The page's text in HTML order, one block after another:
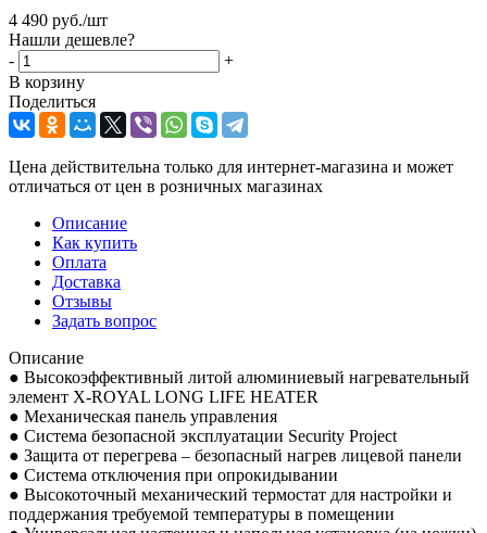
4 490 руб./шт
Нашли дешевле?
-
+
В корзину
Поделиться
Цена действительна только для интернет-магазина и может
отличаться от цен в розничных магазинах
Описание
Как купить
Оплата
Доставка
Отзывы
Задать вопрос
Описание
● Высокоэффективный литой алюминиевый нагревательный
элемент X-ROYAL LONG LIFE HEATER
● Механическая панель управления
● Система безопасной эксплуатации Security Project
● Защита от перегрева – безопасный нагрев лицевой панели
● Система отключения при опрокидывании
● Высокоточный механический термостат для настройки и
поддержания требуемой температуры в помещении